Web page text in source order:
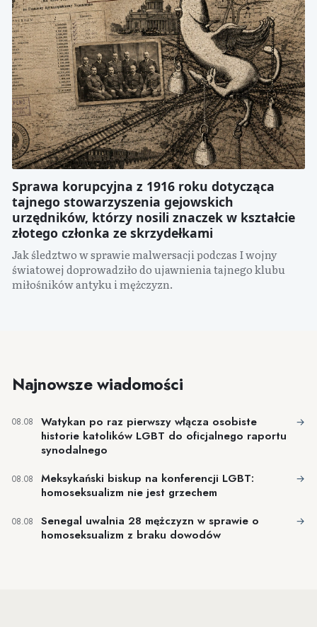
Sprawa korupcyjna z 1916 roku dotycząca
tajnego stowarzyszenia gejowskich
urzędników, którzy nosili znaczek w kształcie
złotego członka ze skrzydełkami
Jak śledztwo w sprawie malwersacji podczas I wojny
światowej doprowadziło do ujawnienia tajnego klubu
miłośników antyku i mężczyzn.
Najnowsze wiadomości
08.08
Watykan po raz pierwszy włącza osobiste
historie katolików LGBT do oficjalnego raportu
synodalnego
→
08.08
Meksykański biskup na konferencji LGBT:
homoseksualizm nie jest grzechem
→
08.08
Senegal uwalnia 28 mężczyzn w sprawie o
homoseksualizm z braku dowodów
→